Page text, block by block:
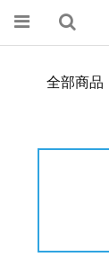
全部商品